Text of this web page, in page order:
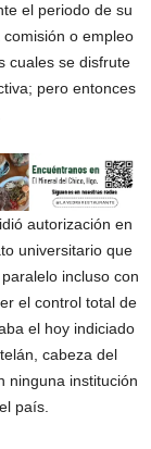
el periodo de su
o empleo
cuales se disfrute
pero entonces
autorización en
universitario que
incluso con
el control total de
el hoy indiciado
cabeza del
ninguna institución
país.